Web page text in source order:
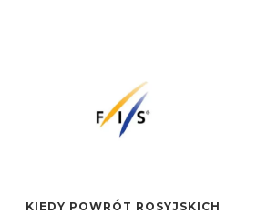
KIEDY POWRÓT ROSYJSKICH